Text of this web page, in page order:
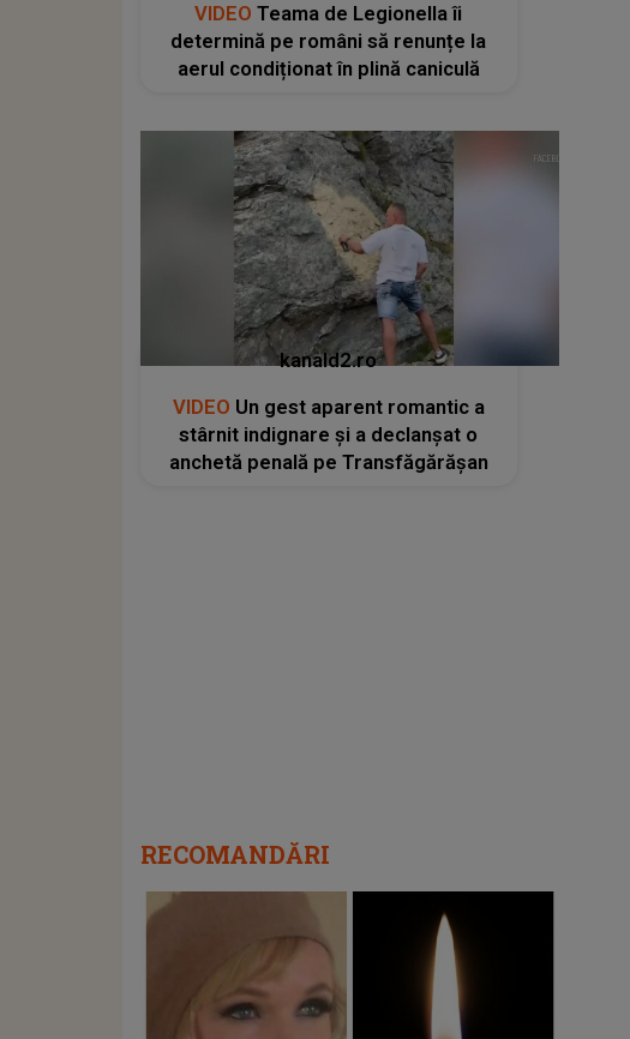
VIDEO Teama de Legionella îi
determină pe români să renunțe la
aerul condiționat în plină caniculă
kanald2.ro
VIDEO Un gest aparent romantic a
stârnit indignare și a declanșat o
anchetă penală pe Transfăgărășan
RECOMANDĂRI